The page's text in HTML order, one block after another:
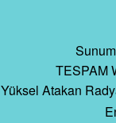
TESPAM
Yüksel Atakan